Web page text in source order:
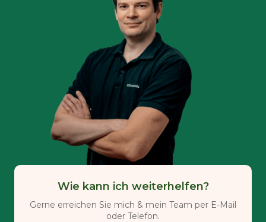
Wie kann ich weiterhelfen?
Gerne erreichen Sie mich & mein Team per E-Mail
oder Telefon.